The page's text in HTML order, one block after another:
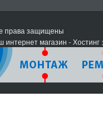
права защищены
интернет магазин -Хостинг